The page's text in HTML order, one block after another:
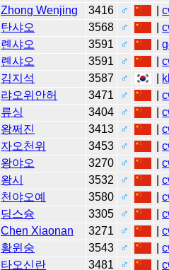
Zhong Wenjing 3416 ♂ |
탄샤오 3568 ♂ |
롄샤오 3591 ♂ |
롄샤오 3591 ♂ |
김지석 3587 ♂
랴오위안허 3471 ♂ |
류싱 3404 ♂ |
왕쩌진 3413 ♂ |
자오천위 3453 ♂ |
왕야오 3270 ♂ |
왕시 3532 ♂ |
천야오예 3580 ♂ |
딩스슝 3305 ♂ |
Chen Xiaonan 3271 ♂ |
황윈숭 3543 ♂ |
타오신란 3481 ♂ |